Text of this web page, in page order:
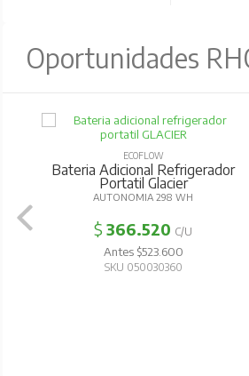
Oportunidades
ECOFLOW
Bateria Adicional Refrigerador
Portatil Glacier
AUTONOMIA 298 WH
$366.520 C/U
Antes $523.600
SKU 050030360